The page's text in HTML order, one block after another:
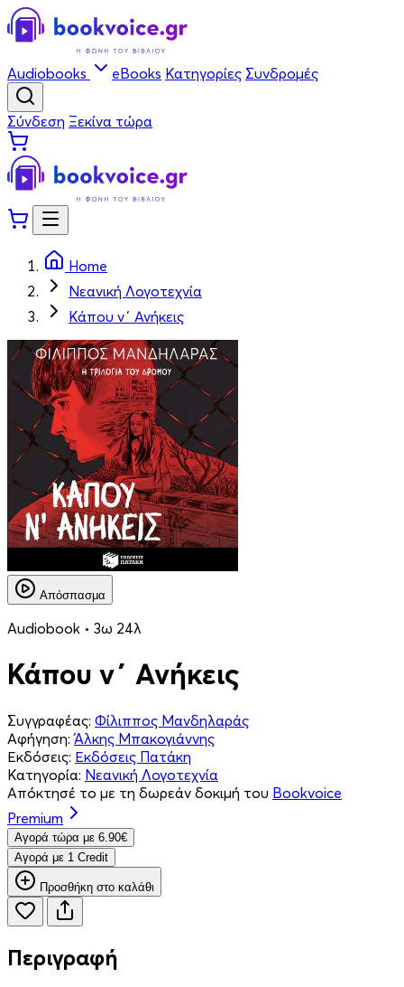
Audiobooks eBooks Κατηγορίες Συνδρομές
Σύνδεση Ξεκίνα τώρα
Home
Νεανική Λογοτεχνία
Κάπου ν΄ Ανήκεις
Απόσπασμα
Audiobook • 3ω 24λ
Κάπου ν΄ Ανήκεις
Συγγραφέας: Φίλιππος Μανδηλαράς
Αφήγηση: Άλκης Μπακογιάννης
Εκδόσεις: Εκδόσεις Πατάκη
Κατηγορία: Νεανική Λογοτεχνία
Απόκτησέ το με τη δωρεάν δοκιμή του Bookvoice
Premium
Aγορά τώρα με 6.90€
Aγορά με 1 Credit
Προσθήκη στο καλάθι
Περιγραφή